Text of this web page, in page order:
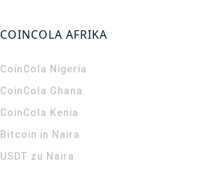
COINCOLA AFRIKA
CoinCola Nigeria
CoinCola Ghana
CoinCola Kenia
Bitcoin in Naira
USDT zu Naira